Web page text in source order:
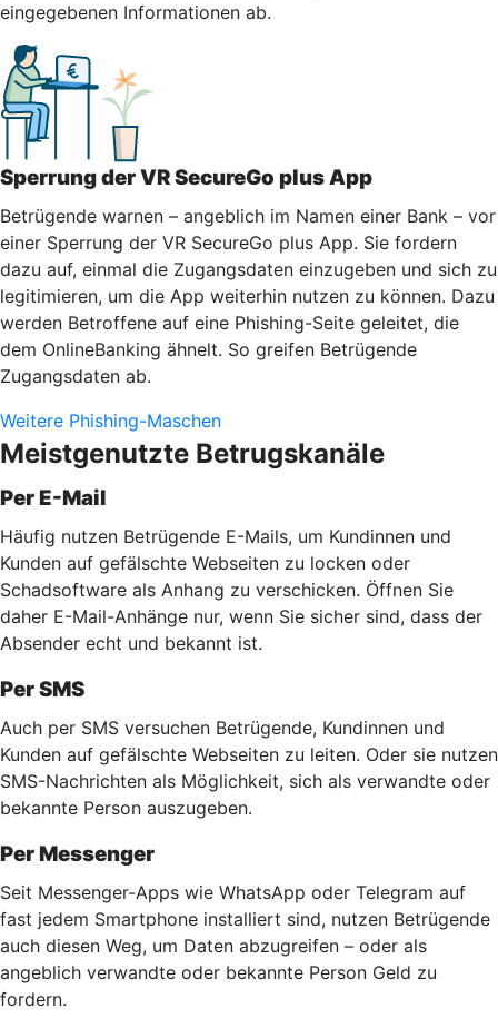
eingegebenen Informationen ab.
Sperrung der VR SecureGo plus App
Betrügende warnen – angeblich im Namen einer Bank – vor
einer Sperrung der VR SecureGo plus App. Sie fordern
dazu auf, einmal die Zugangsdaten einzugeben und sich zu
legitimieren, um die App weiterhin nutzen zu können. Dazu
werden Betroffene auf eine Phishing-Seite geleitet, die
dem OnlineBanking ähnelt. So greifen Betrügende
Zugangsdaten ab.
Weitere Phishing-Maschen
Meistgenutzte Betrugskanäle
Per E-Mail
Häufig nutzen Betrügende E-Mails, um Kundinnen und
Kunden auf gefälschte Webseiten zu locken oder
Schadsoftware als Anhang zu verschicken. Öffnen Sie
daher E-Mail-Anhänge nur, wenn Sie sicher sind, dass der
Absender echt und bekannt ist.
Per SMS
Auch per SMS versuchen Betrügende, Kundinnen und
Kunden auf gefälschte Webseiten zu leiten. Oder sie nutzen
SMS-Nachrichten als Möglichkeit, sich als verwandte oder
bekannte Person auszugeben.
Per Messenger
Seit Messenger-Apps wie WhatsApp oder Telegram auf
fast jedem Smartphone installiert sind, nutzen Betrügende
auch diesen Weg, um Daten abzugreifen – oder als
angeblich verwandte oder bekannte Person Geld zu
fordern.